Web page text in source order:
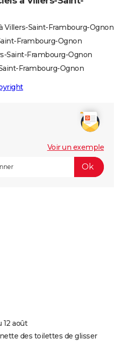
Villers-Saint-Frambourg-Ognon
Frambourg-Ognon
Saint-Frambourg-Ognon
Frambourg-Ognon
Voir un exemple
12 août
des toilettes de glisser